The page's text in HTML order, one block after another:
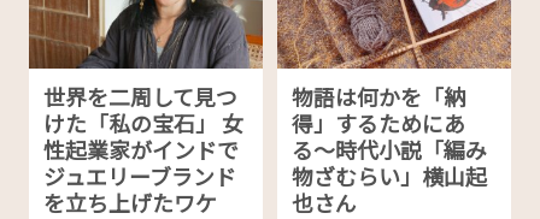
世界を二周して見つ
けた「私の宝石」 女
性起業家がインドで
ジュエリーブランド
を立ち上げたワケ
物語は何かを「納
得」するためにあ
る〜時代小説「編み
物ざむらい」横山起
也さん